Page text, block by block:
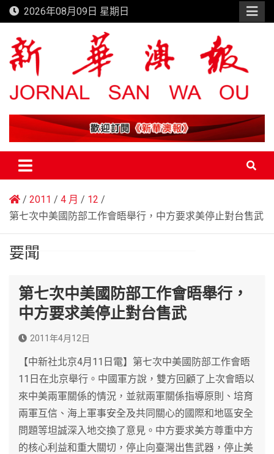
Skip
to
content
2026年08月09日 星期日
新華澳報
2011 4 月
12
第七次中美國防部工作會晤舉行，中方要求美停止對台售武
要聞
第七次中美國防部工作會晤舉行，
中方要求美停止對台售武
2011年4月12日
【中新社北京4月11日電】第七次中美國防部工作會晤
11日在北京舉行。中國軍方說，雙方回顧了上次會晤以
來中美兩軍關係的情況，並就兩軍關係指導原則、培育
兩軍互信、海上軍事安全及共同關心的國際和地區安全
問題等坦誠深入地交換了意見。中方要求美方尊重中方
的核心利益和重大關切，停止向臺灣出售武器，停止美